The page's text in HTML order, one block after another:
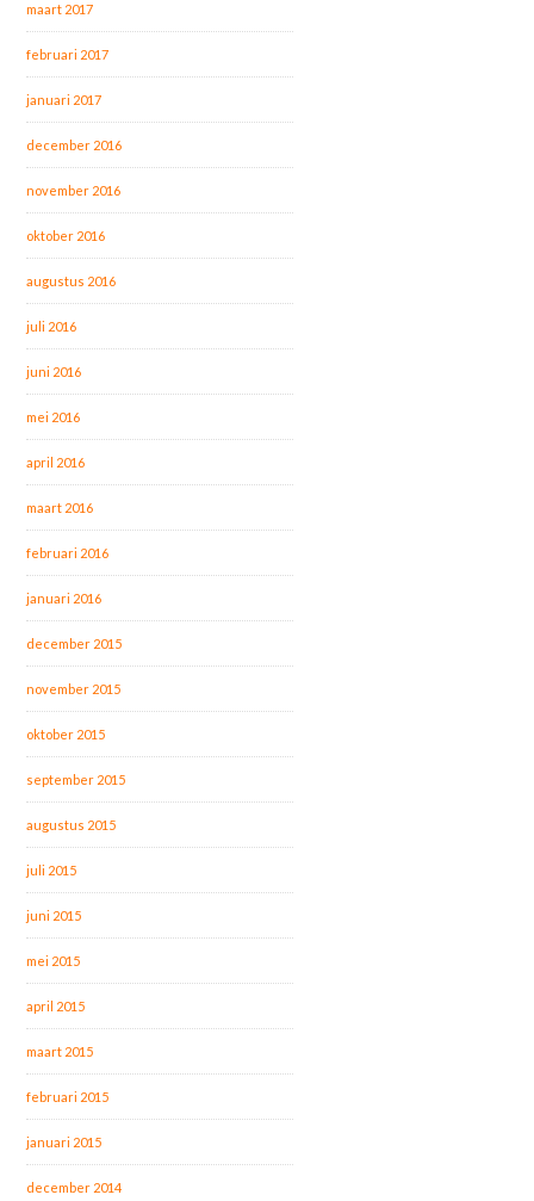
maart 2017
februari 2017
januari 2017
december 2016
november 2016
oktober 2016
augustus 2016
juli 2016
juni 2016
mei 2016
april 2016
maart 2016
februari 2016
januari 2016
december 2015
november 2015
oktober 2015
september 2015
augustus 2015
juli 2015
juni 2015
mei 2015
april 2015
maart 2015
februari 2015
januari 2015
december 2014